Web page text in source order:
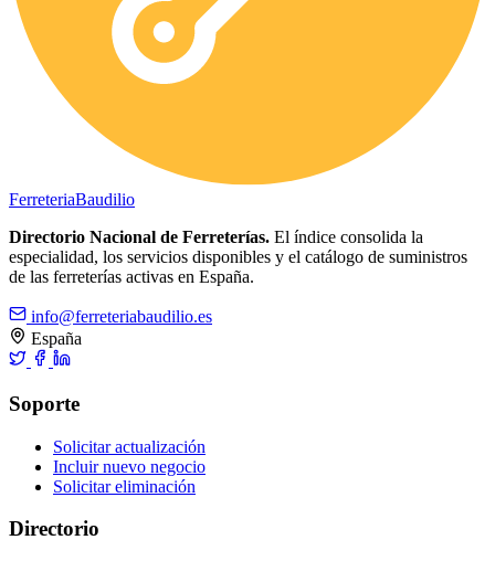
FerreteriaBaudilio
Directorio Nacional de Ferreterías. El índice consolida la
especialidad, los servicios disponibles y el catálogo de suministros
de las ferreterías activas en España.
info@ferreteriabaudilio.es
España
Soporte
Solicitar actualización
Incluir nuevo negocio
Solicitar eliminación
Directorio